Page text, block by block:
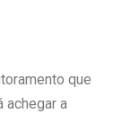
que
achegar a